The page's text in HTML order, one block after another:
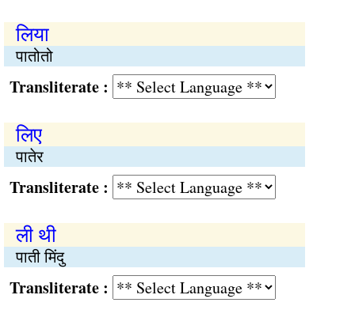
लिया
पातोतो
:
लिए
पातेर
:
ली थी
पाती मिंदु
: